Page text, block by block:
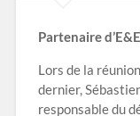
Partenaire
Lors de la
dernier,
responsable du